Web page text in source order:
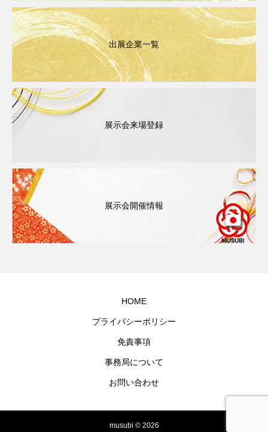
出展企業一覧
展示会来場登録
展示会開催情報
HOME
プライバシーポリシー
免責事項
事務局について
お問い合わせ
musubi © 2026